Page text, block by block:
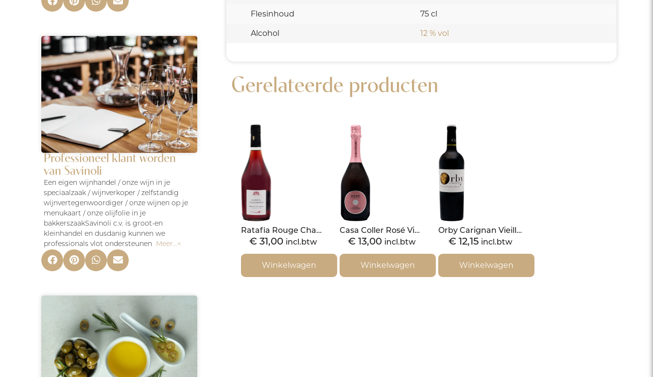
Professioneel klant worden
van Savinoli
Een eigen wijnhandel / onze wijn in je
speciaalzaak / wijnverkoper / zelfstandig
wijnvertegenwoordiger / onze wijnen op je
menukaart / onze olijfolie in je
bakkerszaakSavinoli c.v. is groot-en
kleinhandel en dusdanig kunnen we
professionals vlot ondersteunen
Meer…<
Flesinhoud 75 cl
Alcohol 12 % vol
Gerelateerde producten
Ratafia Rouge Champenois Philippe Fourrier
€31,00 incl.btw
Winkelwagen
Casa Coller Rosé Vino Spumante Brut
€ 13,00 incl.btw
Winkelwagen
Orby Carignan Vieilles Vignes 2019
€ 12,15 incl.btw
Winkelwagen